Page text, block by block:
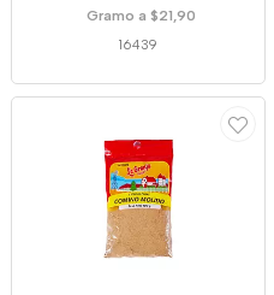
Gramo a $21,90
16439